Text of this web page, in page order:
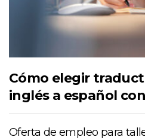
Cómo elegir
inglés a español
Oferta de empleo para